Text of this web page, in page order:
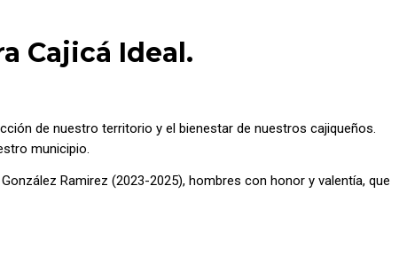
Cajicá Ideal.
de nuestro territorio y el bienestar de nuestros cajiqueños.
municipio.
Ramirez (2023-2025), hombres con honor y valentía, que